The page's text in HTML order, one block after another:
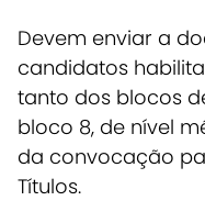
Devem enviar a
candidatos
tanto dos blocos
bloco 8, de nível
da convocação
Títulos.